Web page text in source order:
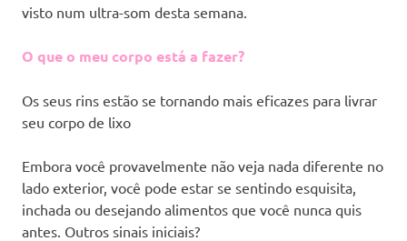
visto num ultra-som desta semana.
O que o meu corpo está a fazer?
Os seus rins estão se tornando mais eficazes para livrar
seu corpo de lixo
Embora você provavelmente não veja nada diferente no
lado exterior, você pode estar se sentindo esquisita,
inchada ou desejando alimentos que você nunca quis
antes. Outros sinais iniciais?